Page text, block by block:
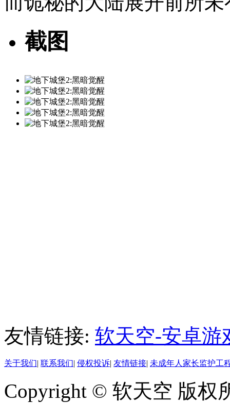
截图
友情链接: 软天空-安卓游
关于我们| 联系我们| 侵权投诉| 友情链接| 未成年人家长监护工
Copyright © 软天空 版权